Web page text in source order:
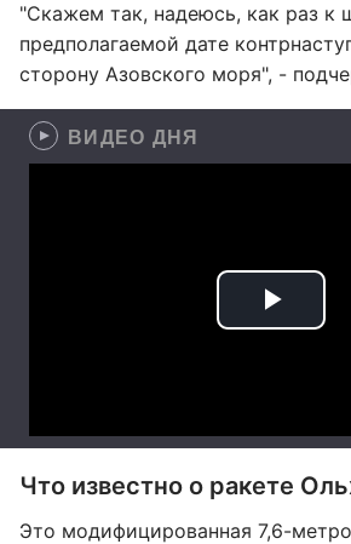
"Скажем так, надеюсь, как раз к
предполагаемой дате
сторону Азовского моря", -
ВИДЕО ДНЯ
Что известно о ракете
Это модифицированная 7,6-